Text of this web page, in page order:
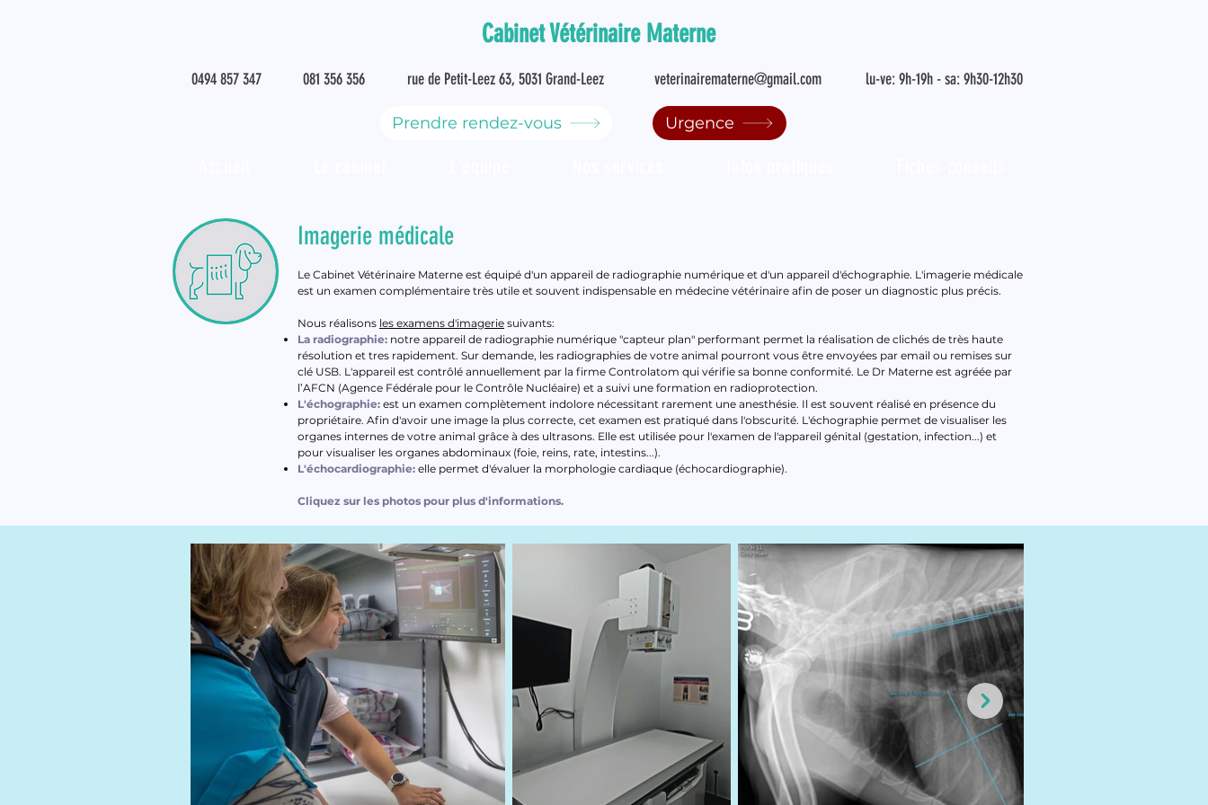
Cabinet Vétérinaire Materne
0494 857 347 081 356 356 rue de Petit-Leez 63, 5031 Grand-Leez veterinairematerne@gmail.com lu-ve: 9h-19h - sa: 9h30-12h30
Prendre rendez-vous Urgence
Imagerie médicale
Le Cabinet Vétérinaire Materne est équipé d'un appareil de radiographie numérique et d'un appareil d'échographie. L'imagerie médicale
est un examen complémentaire très utile et souvent indispensable en médecine vétérinaire afin de poser un diagnostic plus précis.
Nous réalisons les examens d'imagerie suivants:
La radiographie: notre appareil de radiographie numérique "capteur plan" performant permet la réalisation de clichés de très haute
résolution et tres rapidement. Sur demande, les radiographies de votre animal pourront vous être envoyées par email ou remises sur
clé USB.​ L'appareil est contrôlé annuellement par la firme Controlatom qui vérifie sa bonne conformité. Le Dr Materne est agréée par
l’AFCN (Agence Fédérale pour le Contrôle Nucléaire) et a suivi une formation en radioprotection.
L'échographie: est un examen complètement indolore nécessitant rarement une anesthésie. Il est souvent réalisé en présence du
propriétaire. Afin d'avoir une image la plus correcte, cet examen est pratiqué dans l'obscurité. L'échographie permet de visualiser les
organes internes de votre animal grâce à des ultrasons. Elle est utilisée pour l'examen de l'appareil génital (gestation, infection...) et
pour visualiser les organes abdominaux (foie, reins, rate, intestins...).
L'échocardiographie: elle permet d'évaluer la morphologie cardiaque (échocardiographie).
Cliquez sur les photos pour plus d'informations.